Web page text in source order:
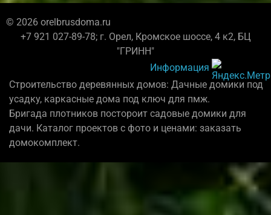
© 2026 orelbrusdoma.ru
+7 921 027-89-78; г. Орел, Кромское шоссе, 4 к2, БЦ
"ГРИНН"
Информация
Строительство деревянных домов: Дачные домики под
усадку, каркасные дома под ключ для пмж.
Бригада плотников постороит садовые домики для
дачи. Каталог проектов с фото и ценами: заказать
домокомплект.